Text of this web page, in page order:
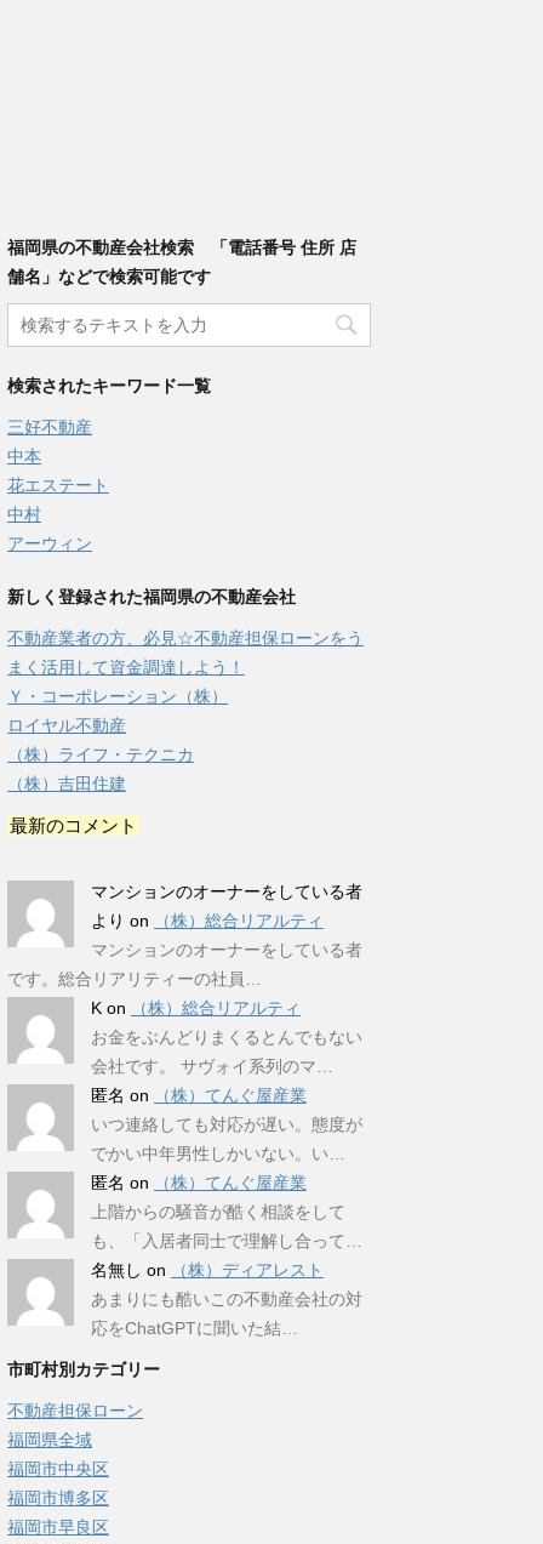
福岡県の不動産会社検索 「電話番号 住所 店
舗名」などで検索可能です
検索されたキーワード一覧
三好不動産
中本
花エステート
中村
アーウィン
新しく登録された福岡県の不動産会社
不動産業者の方、必見☆不動産担保ローンをう
まく活用して資金調達しよう！
Ｙ・コーポレーション（株）
ロイヤル不動産
（株）ライフ・テクニカ
（株）吉田住建
最新のコメント
マンションのオーナーをしている者
より on
（株）総合リアルティ
マンションのオーナーをしている者
です。総合リアリティーの社員…
K on
（株）総合リアルティ
お金をぶんどりまくるとんでもない
会社です。 サヴォイ系列のマ…
匿名 on
（株）てんぐ屋産業
いつ連絡しても対応が遅い。態度が
でかい中年男性しかいない。い…
匿名 on
（株）てんぐ屋産業
上階からの騒音が酷く相談をして
も、「入居者同士で理解し合って…
名無し on
（株）ディアレスト
あまりにも酷いこの不動産会社の対
応をChatGPTに聞いた結…
市町村別カテゴリー
不動産担保ローン
福岡県全域
福岡市中央区
福岡市博多区
福岡市早良区